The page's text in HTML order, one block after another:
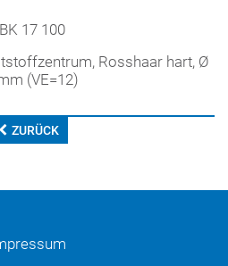
17 100
Rosshaar hart, Ø
(VE=12)
ZURÜCK